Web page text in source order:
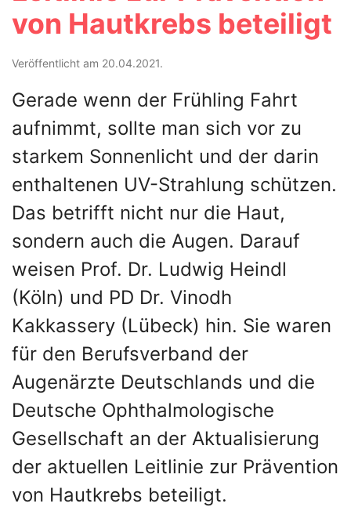
von Hautkrebs beteiligt
Veröffentlicht am 20.04.2021.
Gerade wenn der Frühling Fahrt
aufnimmt, sollte man sich vor zu
starkem Sonnenlicht und der darin
enthaltenen UV-Strahlung schützen.
Das betrifft nicht nur die Haut,
sondern auch die Augen. Darauf
weisen Prof. Dr. Ludwig Heindl
(Köln) und PD Dr. Vinodh
Kakkassery (Lübeck) hin. Sie waren
für den Berufsverband der
Augenärzte Deutschlands und die
Deutsche Ophthalmologische
Gesellschaft an der Aktualisierung
der aktuellen Leitlinie zur Prävention
von Hautkrebs beteiligt.